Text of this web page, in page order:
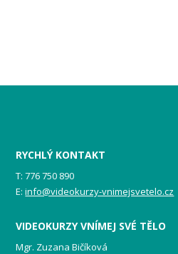
RYCHLÝ KONTAKT
T: 776 750 890
E:info@videokurzy-vnimejsvetelo.cz
VIDEOKURZY VNÍMEJ SVÉ TĚLO
Mgr. Zuzana Bičíková